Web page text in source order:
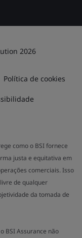
2026
Política de cookies
como o BSI fornece
justa e equitativa em
comerciais. Isso
de qualquer
da tomada de
BSI Assurance não